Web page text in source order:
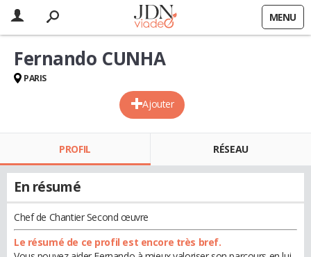
MENU
Ajouter
Fernando CUNHA
PARIS
PROFIL RÉSEAU
En résumé
Chef de Chantier Second œuvre
Le résumé de ce profil est encore très bref.